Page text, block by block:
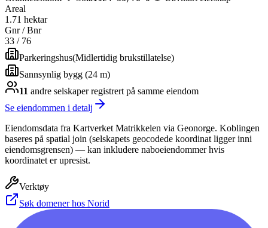
Areal
1.71 hektar
Gnr / Bnr
33 / 76
Parkeringshus(Midlertidig brukstillatelse)
Sannsynlig bygg (24 m)
11 andre selskaperregistrert på samme eiendom
Se eiendommen i detalj
Eiendomsdata fra Kartverket Matrikkelen via Geonorge. Koblingen
baseres på spatial join (selskapets geocodede koordinat ligger inni
eiendomsgrensen) — kan inkludere naboeiendommer hvis
koordinatet er upresist.
Verktøy
Søk domener hos Norid